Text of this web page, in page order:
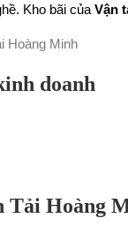
Kho bãi của Vận
doanh
Tải Hoàng